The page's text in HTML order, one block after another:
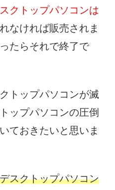
クトップパソコンは
なければ販売されま
たらそれで終了で
トップパソコンが滅
ップパソコンの圧倒
ておきたいと思いま
スクトップパソコン